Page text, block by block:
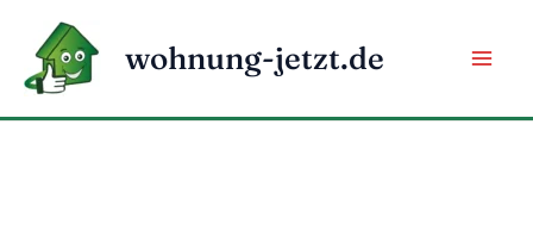
Inhalt
springen
wohnung-jetzt.de